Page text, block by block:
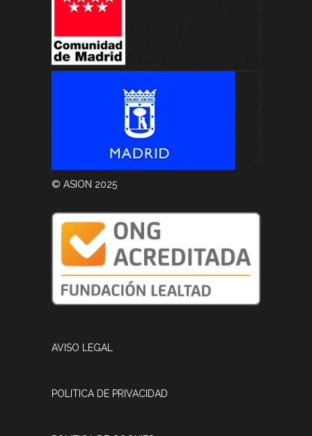
© ASION 2025
AVISO LEGAL
POLITICA DE PRIVACIDAD